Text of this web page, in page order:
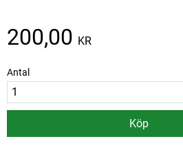
200,00 KR
Antal
Köp